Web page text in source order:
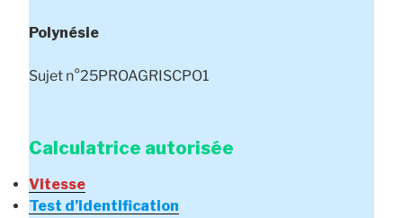
Polynésie
Sujet n°25PROAGRISCPO1
Calculatrice autorisée
Vitesse
Test d’identification